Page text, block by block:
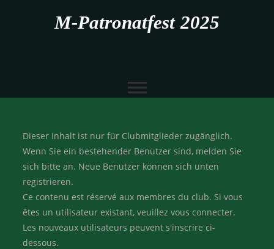
M-Patronatfest 2025
Dieser Inhalt ist nur für Clubmitglieder zugänglich.
Wenn Sie ein bestehender Benutzer sind, melden Sie
sich bitte an. Neue Benutzer können sich unten
registrieren.
Ce contenu est réservé aux membres du club. Si vous
êtes un utilisateur existant, veuillez vous connecter.
Les nouveaux utilisateurs peuvent s'inscrire ci-
dessous.